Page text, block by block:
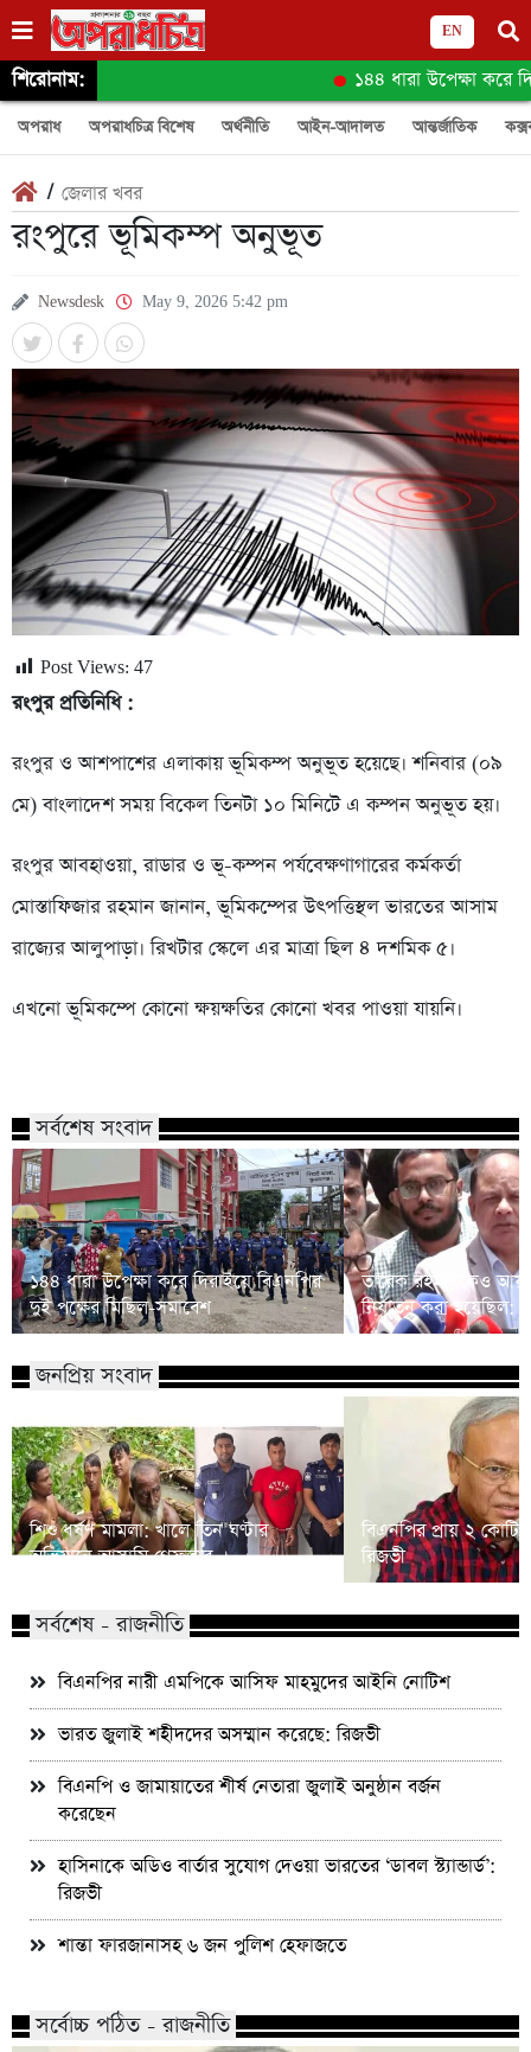
EN
শিরোনাম: ১৪৪ ধারা উপেক্ষা করে
অপরাধ অপরাধচিত্র বিশেষ অর্থনীতি আইন-আদালত আন্তর্জাতিক
/ জেলার খবর
রংপুরে ভূমিকম্প অনুভূত
Newsdesk May 9, 2026 5:42 pm
Post Views: 47
রংপুর প্রতিনিধি :
রংপুর ও আশপাশের এলাকায় ভূমিকম্প অনুভূত হয়েছে। শনিবার (০৯
মে) বাংলাদেশ সময় বিকেল তিনটা ১০ মিনিটে এ কম্পন অনুভূত হয়।
রংপুর আবহাওয়া, রাডার ও ভূ-কম্পন পর্যবেক্ষণাগারের কর্মকর্তা
মোস্তাফিজার রহমান জানান, ভূমিকম্পের উৎপত্তিস্থল ভারতের আসাম
রাজ্যের আলুপাড়া। রিখটার স্কেলে এর মাত্রা ছিল ৪ দশমিক ৫।
এখনো ভূমিকম্পে কোনো ক্ষয়ক্ষতির কোনো খবর পাওয়া যায়নি।
সর্বশেষ সংবাদ
১৪৪ ধারা উপেক্ষা করে দিরাইয়ে বিএনপির
দুই পক্ষের মিছিল-সমাবেশ
তারেক রহমানকেও
নির্যাতন করা হয়েছিল:
জনপ্রিয় সংবাদ
শিশু ধর্ষণ মামলা: খালে তিন ঘণ্টার
অভিযানে আসামি গ্রেফতার
বিএনপির প্রায় ২ কোটি
রিজভী
সর্বশেষ - রাজনীতি
বিএনপির নারী এমপিকে আসিফ মাহমুদের আইনি নোটিশ
ভারত জুলাই শহীদদের অসম্মান করেছে: রিজভী
বিএনপি ও জামায়াতের শীর্ষ নেতারা জুলাই অনুষ্ঠান বর্জন
করেছেন
হাসিনাকে অডিও বার্তার সুযোগ দেওয়া ভারতের ‘ডাবল স্ট্যান্ডার্ড’:
রিজভী
শান্তা ফারজানাসহ ৬ জন পুলিশ হেফাজতে
সর্বোচ্চ পঠিত - রাজনীতি